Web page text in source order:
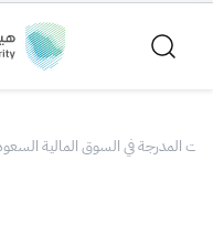
المدرجة في السوق المالية